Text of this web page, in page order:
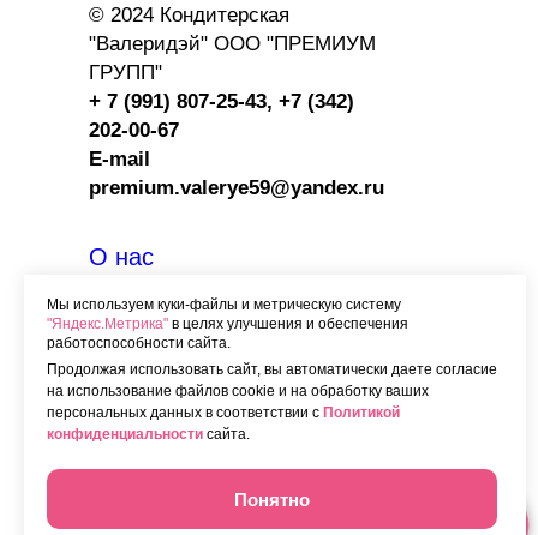
Мы используем куки-файлы и метрическую систему
"Яндекс.Метрика" в целях улучшения и обеспечения
работоспособности сайта.
Продолжая использовать сайт, вы автоматически даете согласие
на использование файлов cookie и на обработку ваших
персональных данных в соответствии с Политикой
конфиденциальности сайта.
Понятно
© 2024 Кондитерская
"Валеридэй" ООО "ПРЕМИУМ
ГРУПП"
+ 7 (991) 807-25-43, +7 (342)
202-00-67
E-mail
premium.valerye59@yandex.ru
О нас
Контакты
Доставка
Сотрудничество с HORECA
Программа лояльности